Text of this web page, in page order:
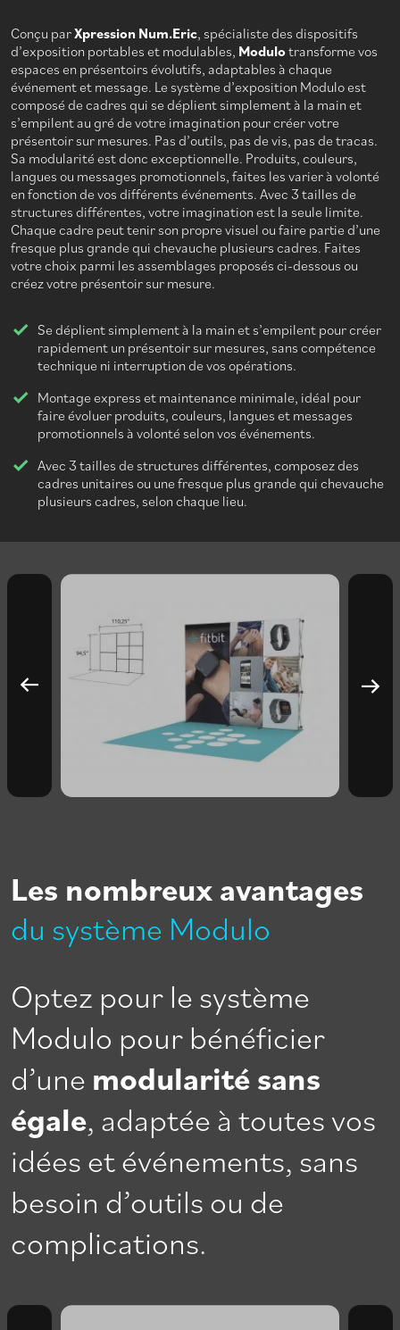
Conçu parXpression Num.Eric, spécialiste des dispositifs
d’exposition portables et modulables, Modulotransforme vos
espaces en présentoirs évolutifs, adaptables à chaque
événement et message. Le système d’exposition Modulo est
composé de cadres qui se déplient simplement à la main et
s’empilent au gré de votre imagination pour créer votre
présentoir sur mesures. Pas d’outils, pas de vis, pas de tracas.
Sa modularité est donc exceptionnelle. Produits, couleurs,
langues ou messages promotionnels, faites les varier à volonté
en fonction de vos différents événements. Avec 3 tailles de
structures différentes, votre imagination est la seule limite.
Chaque cadre peut tenir son propre visuel ou faire partie d’une
fresque plus grande qui chevauche plusieurs cadres. Faites
votre choix parmi les assemblages proposés ci-dessous ou
créez votre présentoir sur mesure.
Se déplient simplement à la main et s’empilent pour créer
rapidement un présentoir sur mesures, sans compétence
technique ni interruption de vos opérations.
Montage express et maintenance minimale, idéal pour
faire évoluer produits, couleurs, langues et messages
promotionnels à volonté selon vos événements.
Avec 3 tailles de structures différentes, composez des
cadres unitaires ou une fresque plus grande qui chevauche
plusieurs cadres, selon chaque lieu.
Les nombreux avantages
du système Modulo
Optez pour le système
Modulo pour bénéficier
d’une modularité sans
égale, adaptée à toutes vos
idées et événements, sans
besoin d’outils ou de
complications.